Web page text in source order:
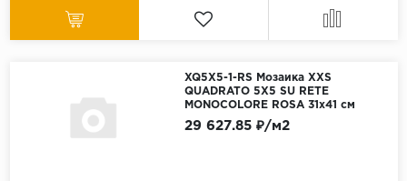
XQ5X5-1-RS Мозаика XXS
QUADRATO 5X5 SU RETE
MONOCOLORE ROSA 31x41 см
29 627.85 ₽/м2